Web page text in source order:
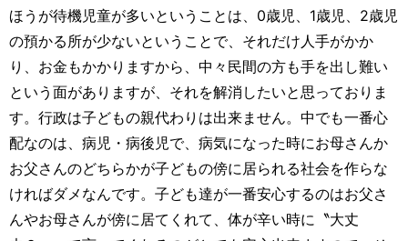
ほうが待機児童が多いということは、0歳児、1歳児、2歳児
の預かる所が少ないということで、それだけ人手がかか
り、お金もかかりますから、中々民間の方も手を出し難い
という面がありますが、それを解消したいと思っておりま
す。行政は子どもの親代わりは出来ません。中でも一番心
配なのは、病児・病後児で、病気になった時にお母さんか
お父さんのどちらかが子どもの傍に居られる社会を作らな
ければダメなんです。子ども達が一番安心するのはお父さ
んやお母さんが傍に居てくれて、体が辛い時に〝大丈